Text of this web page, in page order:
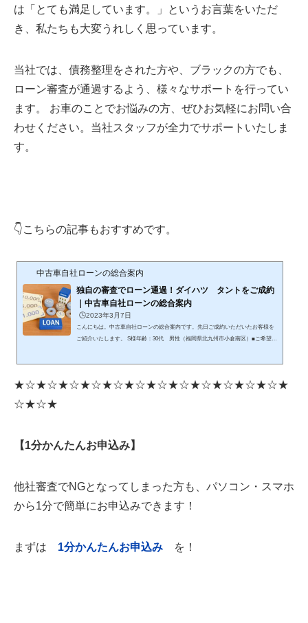
は「とても満足しています。」というお言葉をいただ
き、私たちも大変うれしく思っています。
当社では、債務整理をされた方や、ブラックの方でも、
ローン審査が通過するよう、様々なサポートを行ってい
ます。 お車のことでお悩みの方、ぜひお気軽にお問い合
わせください。当社スタッフが全力でサポートいたしま
す。
👇こちらの記事もおすすめです。
中古車自社ローンの総合案内
独自の審査でローン通過！ダイハツ タントをご成約
｜中古車自社ローンの総合案内
🕒️2023年3月7日
こんにちは。中古車自社ローンの総合案内です。先日ご成約いただいたお客様を
ご紹介いたします。 S様年齢：30代 男性（福岡県北九州市小倉南区）■ご希望の
ト」をご成約いただきました。もともとプリウスαをご希望でしたが、予算オー
★☆★☆★☆★☆★☆★☆★☆★☆★☆★☆★☆★☆★
☆★☆★
【1分かんたんお申込み】
他社審査でNGとなってしまった方も、パソコン・スマホ
から1分で簡単にお申込みできます！
まずは 1分かんたんお申込み を！